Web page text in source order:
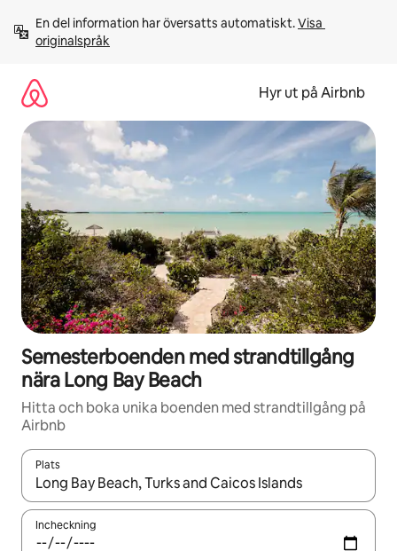
innehåll
En del information har översatts automatiskt. Visa
originalspråk
Hyr ut på Airbnb
Semesterboenden med strandtillgång
nära Long Bay Beach
Hitta och boka unika boenden med strandtillgång på
Airbnb
Plats
När resultaten är tillgängliga kan du navigera med upp- och
Incheckning